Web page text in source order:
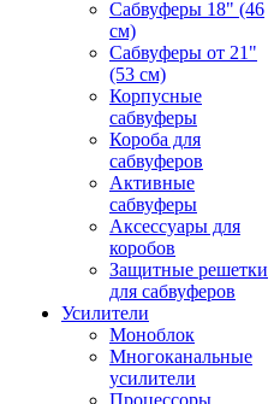
Сабвуферы 18" (46
см)
Сабвуферы от 21"
(53 см)
Корпусные
сабвуферы
Короба для
сабвуферов
Активные
сабвуферы
Аксессуары для
коробов
Защитные решетки
для сабвуферов
Усилители
Моноблок
Многоканальные
усилители
Процессоры